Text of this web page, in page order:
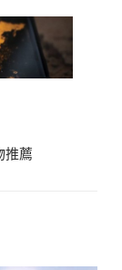
推薦